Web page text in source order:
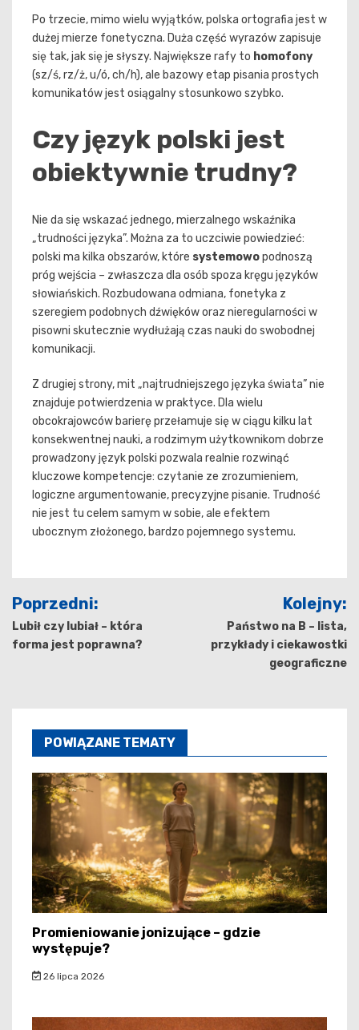
Po trzecie, mimo wielu wyjątków, polska ortografia jest w
dużej mierze fonetyczna. Duża część wyrazów zapisuje
się tak, jak się je słyszy. Największe rafy to homofony
(sz/ś, rz/ż, u/ó, ch/h), ale bazowy etap pisania prostych
komunikatów jest osiągalny stosunkowo szybko.
Czy język polski jest
obiektywnie trudny?
Nie da się wskazać jednego, mierzalnego wskaźnika
„trudności języka”. Można za to uczciwie powiedzieć:
polski ma kilka obszarów, które systemowopodnoszą
próg wejścia – zwłaszcza dla osób spoza kręgu języków
słowiańskich. Rozbudowana odmiana, fonetyka z
szeregiem podobnych dźwięków oraz nieregularności w
pisowni skutecznie wydłużają czas nauki do swobodnej
komunikacji.
Z drugiej strony, mit „najtrudniejszego języka świata” nie
znajduje potwierdzenia w praktyce. Dla wielu
obcokrajowców barierę przełamuje się w ciągu kilku lat
konsekwentnej nauki, a rodzimym użytkownikom dobrze
prowadzony język polski pozwala realnie rozwinąć
kluczowe kompetencje: czytanie ze zrozumieniem,
logiczne argumentowanie, precyzyjne pisanie. Trudność
nie jest tu celem samym w sobie, ale efektem
ubocznym złożonego, bardzo pojemnego systemu.
Nawigacja
wpisu
Poprzedni:
Lubił czy lubiał – która
forma jest poprawna?
Kolejny:
Państwo na B – lista,
przykłady i ciekawostki
geograficzne
POWIĄZANE TEMATY
Promieniowanie jonizujące – gdzie
występuje?
26 lipca 2026